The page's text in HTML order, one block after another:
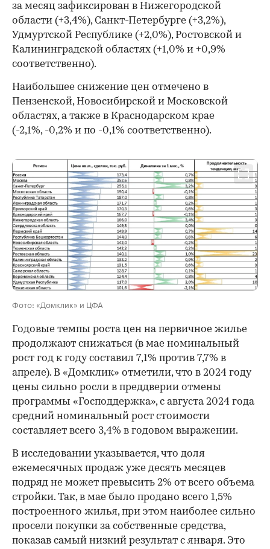
за месяц зафиксирован в Нижегородской
области (+3,4%), Санкт-Петербурге (+3,2%),
Удмуртской Республике (+2,0%), Ростовской и
Калининградской областях (+1,0% и +0,9%
соответственно).
Наибольшее снижение цен отмечено в
Пензенской, Новосибирской и Московской
областях, а также в Краснодарском крае
(-2,1%, -0,2% и по -0,1% соответственно).
Фото: «Домклик» и ЦФА
Годовые темпы роста цен на первичное жилье
продолжают снижаться (в мае номинальный
рост год к году составил 7,1% против 7,7% в
апреле). В «Домклик» отметили, что в 2024 году
цены сильно росли в преддверии отмены
программы «Господдержка», с августа 2024 года
средний номинальный рост стоимости
составляет всего 3,4% в годовом выражении.
В исследовании указывается, что доля
ежемесячных продаж уже десять месяцев
подряд не может превысить 2% от всего объема
стройки. Так, в мае было продано всего 1,5%
построенного жилья, при этом наиболее сильно
просели покупки за собственные средства,
показав самый низкий результат с января. Это